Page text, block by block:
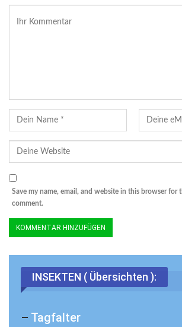
Save my name, email, and website in this browser for
comment.
INSEKTEN ( Übersichten ):
– Tagfalter